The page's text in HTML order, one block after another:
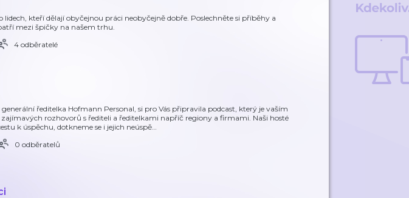
lidech, kteří dělají obyčejnou práci neobyčejně dobře. Poslechněte si příběhy a
mezi špičky na našem trhu.
4 odběratelé
ředitelka Hofmann Personal, si pro Vás připravila podcast, který je vaším
rozhovorů s řediteli a ředitelkami napříč regiony a firmami. Naši hosté
k úspěchu, dotkneme se i jejich neúspě…
0 odběratelů